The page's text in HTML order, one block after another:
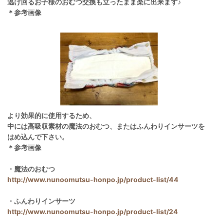
＊参考画像
より効果的に使用するため、
中には高吸収素材の魔法のおむつ、またはふんわりインサーツを
はめ込んで下さい。
＊参考画像
・魔法のおむつ
http://www.nunoomutsu-honpo.jp/product-list/44
・ふんわりインサーツ
http://www.nunoomutsu-honpo.jp/product-list/24